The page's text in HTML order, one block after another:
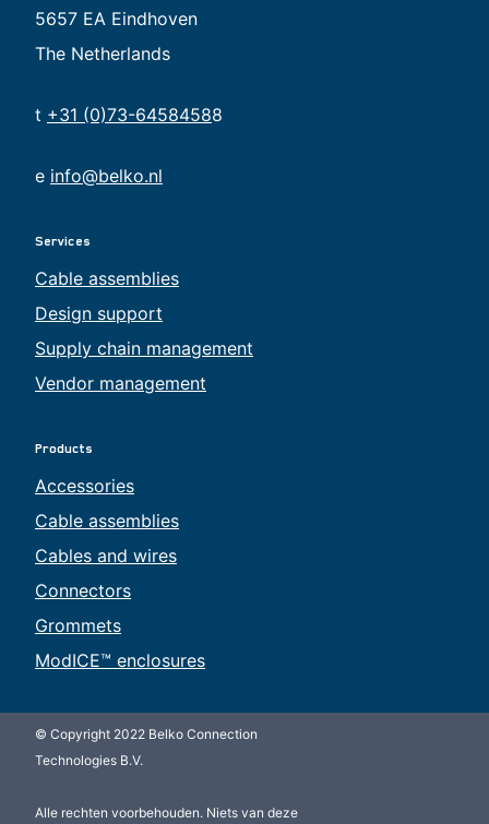
5657 EA Eindhoven
The Netherlands
t +31 (0)73-64584588
e info@belko.nl
Services
Cable assemblies
Design support
Supply chain management
Vendor management
Products
Accessories
Cable assemblies
Cables and wires
Connectors
Grommets
ModICE™ enclosures
© Copyright 2022 Belko Connection
Technologies B.V.
Alle rechten voorbehouden. Niets van deze